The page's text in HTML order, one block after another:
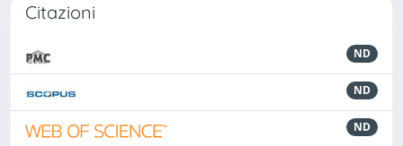
Citazioni
ND
ND
ND